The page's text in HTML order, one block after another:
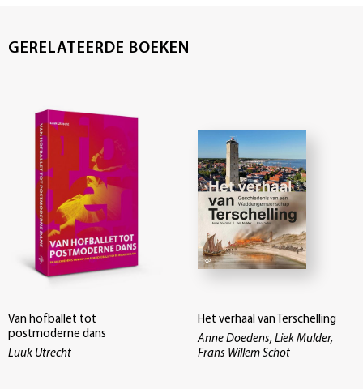
GERELATEERDE BOEKEN
Van hofballet tot
postmoderne dans
Luuk Utrecht
Het verhaal van Terschelling
Anne Doedens, Liek Mulder,
Frans Willem Schot